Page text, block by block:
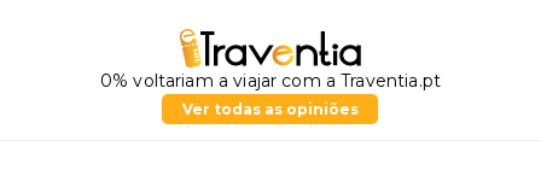
0% voltariam a viajar com a Traventia.pt
Ver todas as opiniões